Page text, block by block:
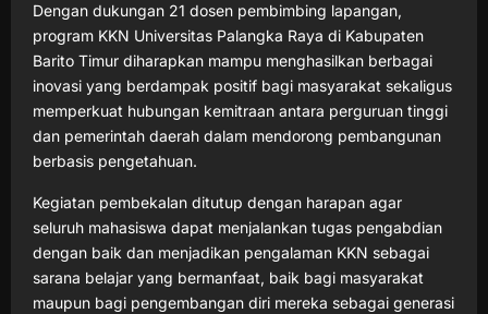
Dengan dukungan 21 dosen pembimbing lapangan,
program KKN Universitas Palangka Raya di Kabupaten
Barito Timur diharapkan mampu menghasilkan berbagai
inovasi yang berdampak positif bagi masyarakat sekaligus
memperkuat hubungan kemitraan antara perguruan tinggi
dan pemerintah daerah dalam mendorong pembangunan
berbasis pengetahuan.
Kegiatan pembekalan ditutup dengan harapan agar
seluruh mahasiswa dapat menjalankan tugas pengabdian
dengan baik dan menjadikan pengalaman KKN sebagai
sarana belajar yang bermanfaat, baik bagi masyarakat
maupun bagi pengembangan diri mereka sebagai generasi